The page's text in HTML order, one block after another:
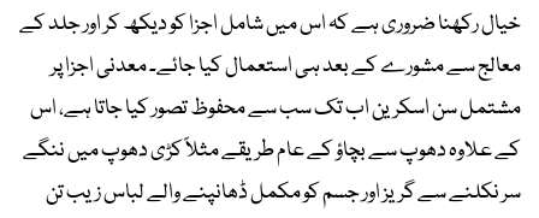
خیال رکھنا ضروری ہے کہ اس میں شامل اجزا کو دیکھ کر اور جلد کے
معالج سے مشورے کے بعد ہی استعمال کیا جائے۔ معدنی اجزا پر
مشتمل سن اسکرین اب تک سب سے محفوظ تصور کیا جاتا ہے، اس
کے علاوہ دھوپ سے بچاؤ کے عام طریقے مثلاً کڑی دھوپ میں ننگے
سر نکلنے سے گریز اور جسم کو مکمل ڈھانپنے والے لباس زیب تن